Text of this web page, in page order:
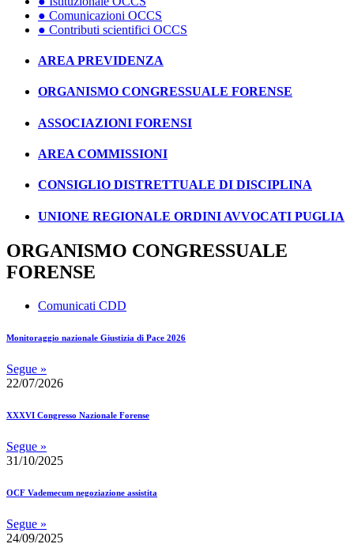
● Comunicazioni OCCS
● Contributi scientifici OCCS
AREA PREVIDENZA
ORGANISMO CONGRESSUALE FORENSE
ASSOCIAZIONI FORENSI
AREA COMMISSIONI
CONSIGLIO DISTRETTUALE DI DISCIPLINA
UNIONE REGIONALE ORDINI AVVOCATI PUGLIA
ORGANISMO CONGRESSUALE
FORENSE
Comunicati CDD
Monitoraggio nazionale Giustizia di Pace 2026
Segue »
22/07/2026
XXXVI Congresso Nazionale Forense
Segue »
31/10/2025
OCF Vademecum negoziazione assistita
Segue »
24/09/2025